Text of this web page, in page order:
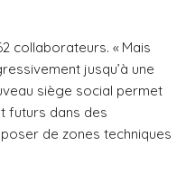
collaborateurs. « Mais
jusqu’à une
siège social permet
futurs dans des
de zones techniques